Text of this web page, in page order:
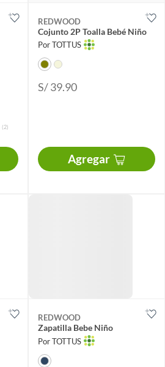
(2)
REDWOOD
Cojunto 2P Toalla Bebé Niño
Por TOTTUS
S/ 39.90
Agregar
REDWOOD
Zapatilla Bebe Niño
Por TOTTUS